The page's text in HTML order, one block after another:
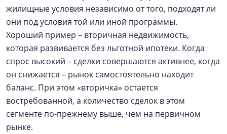
жилищные условия независимо от того, подходят ли
они под условия той или иной программы.
Хороший пример – вторичная недвижимость,
которая развивается без льготной ипотеки. Когда
спрос высокий – сделки совершаются активнее, когда
он снижается – рынок самостоятельно находит
баланс. При этом «вторичка» остается
востребованной, а количество сделок в этом
сегменте по-прежнему выше, чем на первичном
рынке.